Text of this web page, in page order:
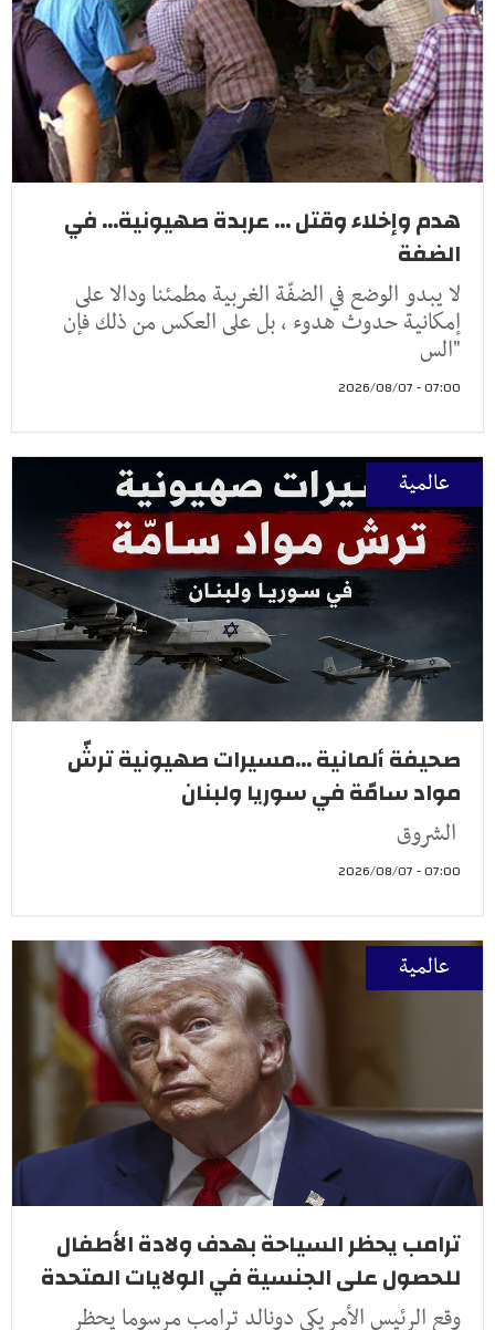
هدم وإخلاء وقتل ... عربدة صهيونية... في
الضفة
لا يبدو الوضع في الضفّة الغربية مطمئنا ودالا على
إمكانية حدوث هدوء ، بل على العكس من ذلك فإن
"الس
07:00 - 2026/08/07
عالمية
صحيفة ألمانية ...مسيرات صهيونية ترشّ
مواد سامّة في سوريا ولبنان
الشروق
07:00 - 2026/08/07
عالمية
ترامب يحظر السياحة بهدف ولادة الأطفال
للحصول على الجنسية في الولايات المتحدة
وقع الرئيس الأمريكي دونالد ترامب مرسوما يحظر